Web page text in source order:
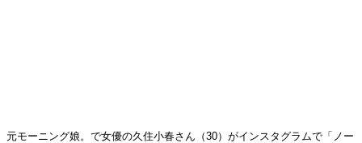
元モーニング娘。で女優の久住小春さん（30）がインスタグラムで「ノー